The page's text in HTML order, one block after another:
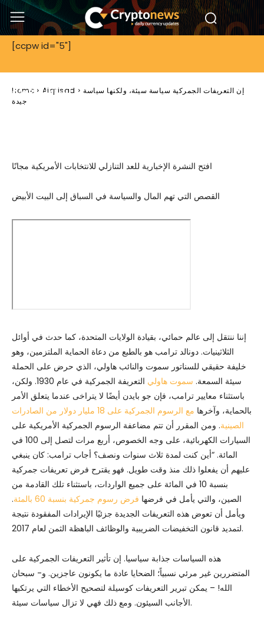
[ccpw id="5"]
Home Aiqtisad
إن التعريفات الجمركية سياسة سيئة، ولكنها سياسة
جيدة
إن التعريفات الجمركية سياسة سيئة، ولكنها
سياسة جيدة
افتح النشرة الإخبارية للعد التنازلي للانتخابات الأمريكية مجانًا
القصص التي تهم المال والسياسة في السباق إلى البيت الأبيض
إننا ننتقل إلى عالم حمائي، بقيادة الولايات المتحدة، كما حدث في أوائل
الثلاثينيات. دونالد ترامب هو بالطبع من دعاة الحماية الملتزمين، وهو
خليفة حقيقي للسناتور سموت والنائب هاولي، الذي حرض على الحملة
سيئة السمعة. سموت هاولي
التعريفة الجمركية في عام 1930. ولكن،
باستثناء معايير ترامب، فإن جو بايدن أيضًا لا يتراخى عندما يتعلق الأمر
بالحماية، وآخرها
مع الرسوم الجمركية على 18 مليار دولار من الصادرات
الصينية. ومن المقرر أن تتم مضاعفة الرسوم الجمركية الأمريكية على
السيارات الكهربائية، على وجه الخصوص، أربع مرات لتصل إلى 100 في
المائة. “أين كنت لمدة ثلاث سنوات ونصف؟ أجاب ترامب: كان ينبغي
عليهم أن يفعلوا ذلك منذ وقت طويل. فهو يقترح فرض تعريفات جمركية
بنسبة 10 في المائة على جميع الواردات، باستثناء تلك القادمة من
الصين، والتي يأمل في فرضها فرض رسوم جمركية بنسبة 60 بالمئة
.
ويأمل أن تعوض هذه التعريفات الجديدة جزئيًا الإيرادات المفقودة نتيجة
لتمديد قانون التخفيضات الضريبية والوظائف الباهظة الثمن لعام 2017.
هذه السياسات جذابة سياسيا. إن تأثير التعريفات الجمركية على
المتضررين غير مرئي نسبياً؛ الضحايا عادة ما يكونون عاجزين. و- سبحان
الله! – يمكن تبرير التعريفات كوسيلة لتصحيح الأخطاء التي يرتكبها
الأجانب السيئون. ومع ذلك فهي لا تزال سياسات سيئة.